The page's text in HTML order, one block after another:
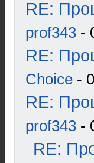
RE:
prof343 -
RE:
Choice -
RE:
prof343 -
RE: